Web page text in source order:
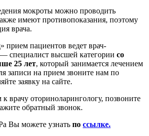
мокроты можно проводить
имеют противопоказания, поэтому
врача.
пациентов ведет врач-
специалист высшей категории со
25 лет, который занимается лечением
записи на прием звоните нам по
заявку на сайте.
врачу оториноларингологу, позвоните
обратный звонок.
Вы можете узнать по ссылке.